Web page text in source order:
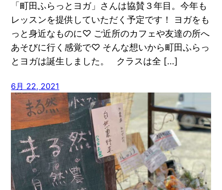
「町田ふらっとヨガ」さんは協賛３年目。今年も
レッスンを提供していただく予定です！ ヨガをも
っと身近なものに♡ ご近所のカフェや友達の所へ
あそびに行く感覚で♡ そんな想いから町田ふらっ
とヨガは誕生しました。 クラスは全 […]
6月 22, 2021